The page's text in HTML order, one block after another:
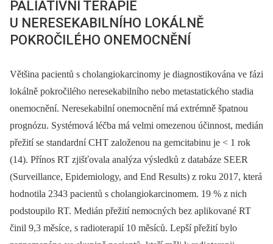
PALIATIVNÍ TERAPIE
U NERESEKABILNÍHO LOKÁLNĚ
POKROČILÉHO ONEMOCNĚNÍ
Většina pacientů s cholangiokarcinomy je diagnostikována ve fázi
lokálně pokročilého neresekabilního nebo metastatického stadia
onemocnění. Neresekabilní onemocnění má extrémně špatnou
prognózu. Systémová léčba má velmi omezenou účinnost, medián
přežití se standardní CHT založenou na gemcitabinu je < 1 rok
(14). Přínos RT zjišťovala analýza výsledků z databáze SEER
(Surveillance, Epidemiology, and End Results) z roku 2017, která
hodnotila 2343 pacientů s cholangiokarcinomem. 19 % z nich
podstoupilo RT. Medián přežití nemocných bez aplikované RT
činil 9,3 měsíce, s radioterapií 10 měsíců. Lepší přežití bylo